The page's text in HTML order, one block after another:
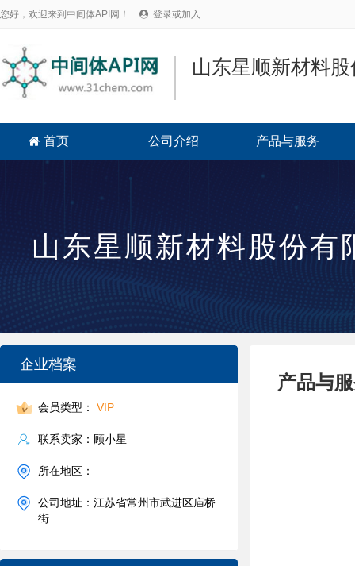
您好，欢迎来到中间体API网！  登录或加入
山东星顺新材料
 首页 公司介绍 产品与服务
山东星顺新材料股份有
企业档案
会员类型： VIP
联系卖家：顾小星
所在地区：
公司地址：江苏省常州市武进区庙桥
街
产品与